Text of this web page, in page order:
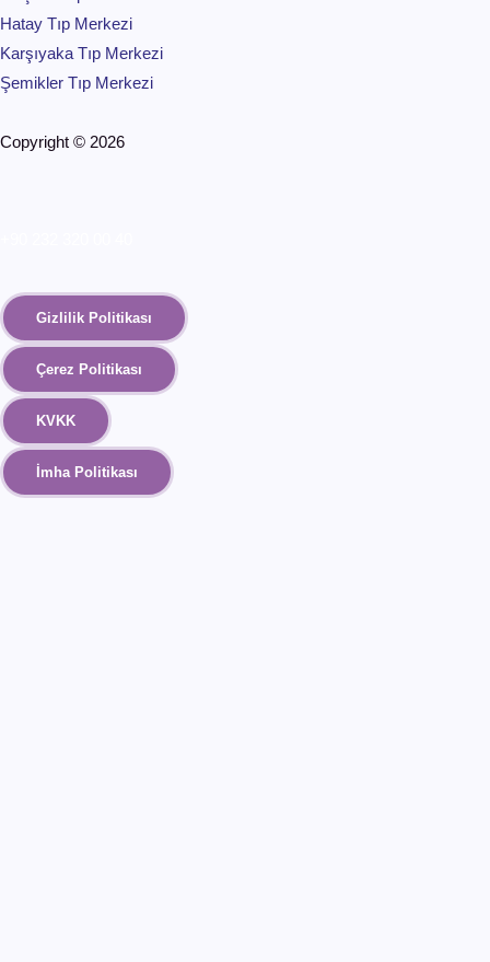
Hatay Tıp Merkezi
Karşıyaka Tıp Merkezi
Şemikler Tıp Merkezi
Copyright © 2026
Gizlilik Politikası
Çerez Politikası
KVKK
İmha Politikası